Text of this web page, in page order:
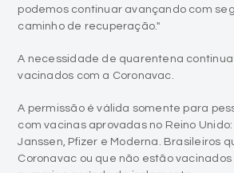
podemos continuar avançando com
caminho de recuperação."
A necessidade de quarentena
vacinados com a Coronavac.
A permissão é válida somente para
com vacinas aprovadas no Reino
Janssen, Pfizer e Moderna. Brasileiros
Coronavac ou que não estão